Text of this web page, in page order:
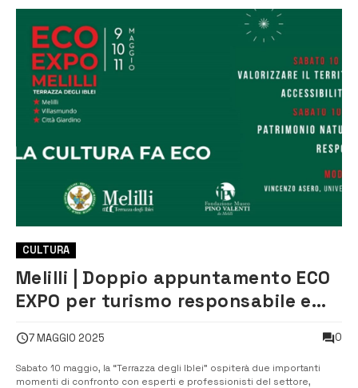
CULTURA
Melilli | Doppio appuntamento ECO
EXPO per turismo responsabile e
7 MAGGIO 2025 0
Sabato 10 maggio, la “Terrazza degli Iblei” ospiterà due importanti
momenti di confronto con esperti e professionisti del settore,